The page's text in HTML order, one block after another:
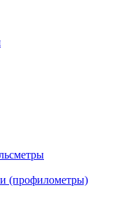
(профилометры)